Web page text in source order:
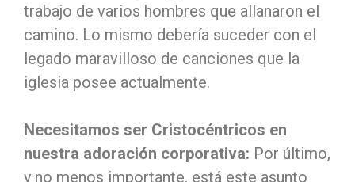
trabajo de varios hombres que allanaron el
camino. Lo mismo debería suceder con el
legado maravilloso de canciones que la
iglesia posee actualmente.
Necesitamos ser Cristocéntricos en
nuestra adoración corporativa: Por último,
y no menos importante, está este asunto